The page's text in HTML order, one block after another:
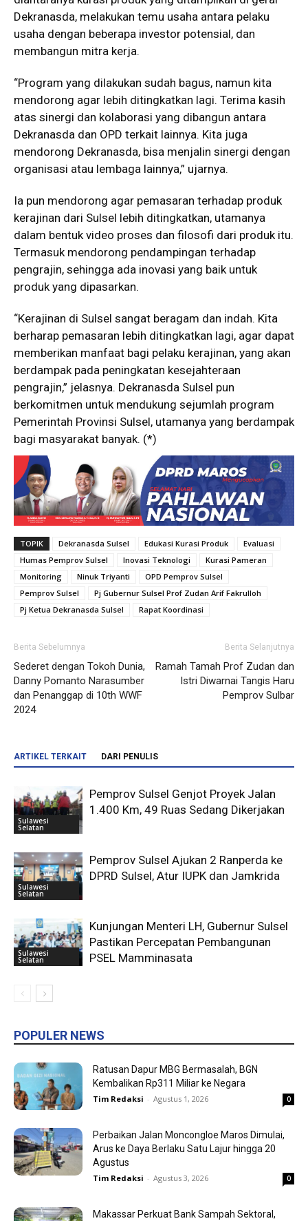
Dekranasda, melakukan temu usaha antara pelaku
usaha dengan beberapa investor potensial, dan
membangun mitra kerja.
“Program yang dilakukan sudah bagus, namun kita
mendorong agar lebih ditingkatkan lagi. Terima kasih
atas sinergi dan kolaborasi yang dibangun antara
Dekranasda dan OPD terkait lainnya. Kita juga
mendorong Dekranasda, bisa menjalin sinergi dengan
organisasi atau lembaga lainnya,” ujarnya.
Ia pun mendorong agar pemasaran terhadap produk
kerajinan dari Sulsel lebih ditingkatkan, utamanya
dalam bentuk video proses dan filosofi dari produk itu.
Termasuk mendorong pendampingan terhadap
pengrajin, sehingga ada inovasi yang baik untuk
produk yang dipasarkan.
“Kerajinan di Sulsel sangat beragam dan indah. Kita
berharap pemasaran lebih ditingkatkan lagi, agar dapat
memberikan manfaat bagi pelaku kerajinan, yang akan
berdampak pada peningkatan kesejahteraan
pengrajin,” jelasnya. Dekranasda Sulsel pun
berkomitmen untuk mendukung sejumlah program
Pemerintah Provinsi Sulsel, utamanya yang berdampak
bagi masyarakat banyak. (*)
TOPIK Dekranasda Sulsel Edukasi Kurasi Produk
Evaluasi
Humas Pemprov Sulsel
Inovasi Teknologi
Kurasi Pameran
Monitoring
Ninuk Triyanti
OPD Pemprov Sulsel
Pemprov Sulsel
Pj Gubernur Sulsel Prof Zudan Arif Fakrulloh
Pj Ketua Dekranasda Sulsel
Rapat Koordinasi
Berita Sebelumnya
Sederet dengan Tokoh Dunia,
Danny Pomanto Narasumber
dan Penanggap di 10th WWF
2024
Berita Selanjutnya
Ramah Tamah Prof Zudan dan
Istri Diwarnai Tangis Haru
Pemprov Sulbar
ARTIKEL TERKAIT DARI PENULIS
Sulawesi
Selatan
Pemprov Sulsel Genjot Proyek Jalan
1.400 Km, 49 Ruas Sedang Dikerjakan
Sulawesi
Selatan
Pemprov Sulsel Ajukan 2 Ranperda ke
DPRD Sulsel, Atur IUPK dan Jamkrida
Sulawesi
Selatan
Kunjungan Menteri LH, Gubernur Sulsel
Pastikan Percepatan Pembangunan
PSEL Mamminasata
POPULER NEWS
Ratusan Dapur MBG Bermasalah, BGN
Kembalikan Rp311 Miliar ke Negara
Tim Redaksi - Agustus 1, 2026 0
Perbaikan Jalan Moncongloe Maros Dimulai,
Arus ke Daya Berlaku Satu Lajur hingga 20
Agustus
Tim Redaksi - Agustus 3, 2026 0
Makassar Perkuat Bank Sampah Sektoral,